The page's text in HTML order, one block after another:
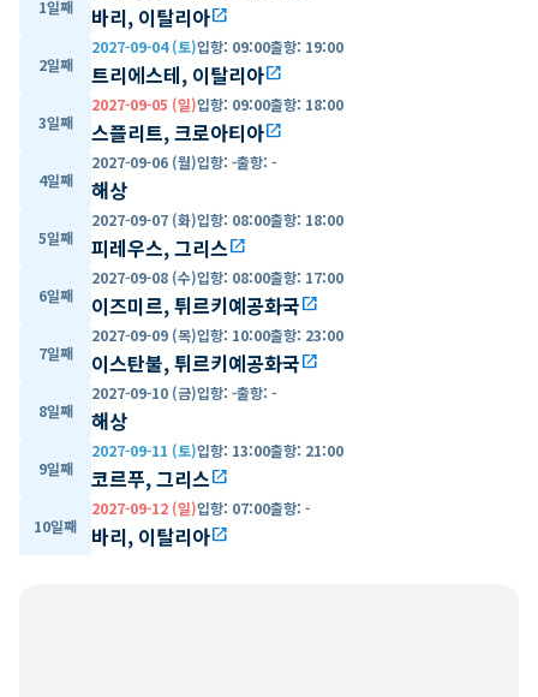
1일째 바리, 이탈리아open_in_new
2일째
2027-09-04 (토)입항: 09:00출항: 19:00
트리에스테, 이탈리아open_in_new
3일째
2027-09-05 (일)입항: 09:00출항: 18:00
스플리트, 크로아티아open_in_new
4일째
2027-09-06 (월)입항: -출항: -
해상
5일째
2027-09-07 (화)입항: 08:00출항: 18:00
피레우스, 그리스open_in_new
6일째
2027-09-08 (수)입항: 08:00출항: 17:00
이즈미르, 튀르키예공화국open_in_new
7일째
2027-09-09 (목)입항: 10:00출항: 23:00
이스탄불, 튀르키예공화국open_in_new
8일째
2027-09-10 (금)입항: -출항: -
해상
9일째
2027-09-11 (토)입항: 13:00출항: 21:00
코르푸, 그리스open_in_new
10일째
2027-09-12 (일)입항: 07:00출항: -
바리, 이탈리아open_in_new